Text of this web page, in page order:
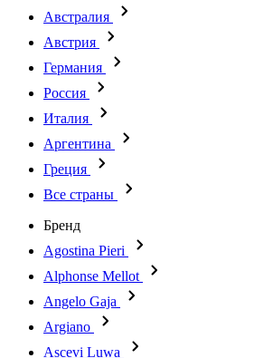
Австралия
Австрия
Германия
Россия
Италия
Аргентина
Греция
Все страны
Бренд
Agostina Pieri
Alphonse Mellot
Angelo Gaja
Argiano
Ascevi Luwa